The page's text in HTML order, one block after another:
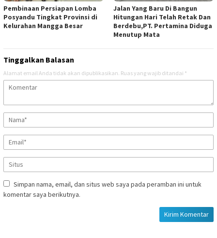
Pembinaan Persiapan Lomba
Posyandu Tingkat Provinsi di
Kelurahan Mangga Besar
Jalan Yang Baru Di Bangun
Hitungan Hari Telah Retak Dan
Berdebu,PT. Pertamina Diduga
Menutup Mata
Tinggalkan Balasan
Alamat email Anda tidak akan dipublikasikan. Ruas yang wajib ditandai *
Simpan nama, email, dan situs web saya pada peramban ini untuk
komentar saya berikutnya.